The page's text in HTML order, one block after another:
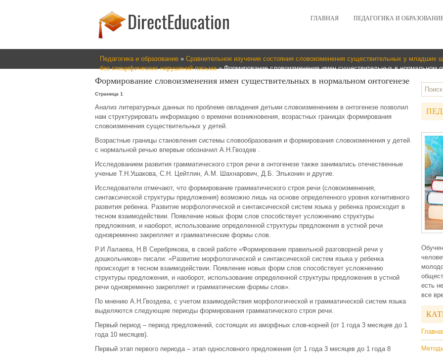
ГЛАВНАЯ ПЕДАГОГИКА И
Педагогика и образование » Сравнительное изучение состояния словоизменения существительных у младших
без специфических нарушений письма» Формирование словоизменения имен существительных в нормальном
Формирование словоизменения имен существительных в нормальном онтогенезе
Страница 1
Анализ литературных данных по проблеме овладения детьми словоизменением в онтогенезе позволил
нам структурировать информацию о времени возникновения, возрастных границах формирования
словоизменения существительных у детей.
Возрастные границы становления системы словообразования и формирования словоизменения у детей
с нормальной речью впервые обозначил А.Н.Гвоздев .
Исследованием развития грамматического строя речи в онтогенезе также занимались отечественные
ученые Т.Н.Ушакова, С.Н. Цейтлин, А.М. Шахнарович, Д.Б. Эльконин и другие.
Исследователи отмечают, что формирование грамматического строя речи (словоизменения,
синтаксической структуры предложения) возможно лишь на основе определенного уровня когнитивного
развития ребенка. Развитие морфологической и синтаксической систем языка у ребенка происходит в
тесном взаимодействии. Появление новых форм слов способствует усложнению структуры
предложения, и наоборот, использование определенной структуры предложения в устной речи
одновременно закрепляет и грамматические формы слов.
Р.И Лалаева, Н.В Серебрякова, в своей работе «Формирование правильной разговорной речи у
дошкольников» писали: «Развитие морфологической и синтаксической систем языка у ребенка
происходит в тесном взаимодействии. Появление новых форм слов способствует усложнению
структуры предложения, и наоборот, использование определенной структуры предложения в устной
речи одновременно закрепляет и грамматические формы слов».
По мнению А.Н.Гвоздева, с учетом взаимодействия морфологической и грамматической систем языка
выделяются следующие периоды формирования грамматического строя речи.
Первый период – период предложений, состоящих из аморфных слов-корней (от 1 года 3 месяцев до 1
года 10 месяцев).
Первый этап первого периода – этап однословного предложения (от 1 года 3 месяцев до 1 года 8
есть
все